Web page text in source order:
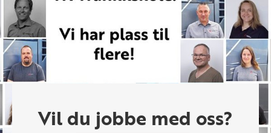
Vil du jobbe med oss?